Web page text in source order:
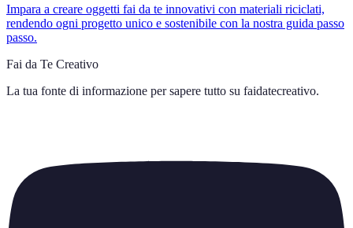
Impara a creare oggetti fai da te innovativi con materiali riciclati,
rendendo ogni progetto unico e sostenibile con la nostra guida passo
passo.
Fai da Te Creativo
La tua fonte di informazione per sapere tutto su faidatecreativo.